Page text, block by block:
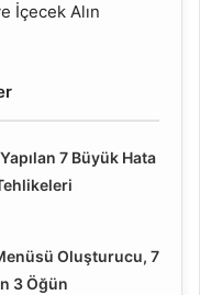
İçecek Alın
7 Büyük Hata
Oluşturucu, 7
3 Öğün